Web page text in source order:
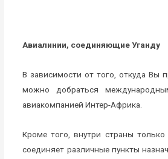
Авиалинии, соединяющие Уганду
В зависимости от того, откуда Вы
можно добраться
авиакомпанией Интер-Африка.
Кроме того, внутри страны
соединяет различные пункты